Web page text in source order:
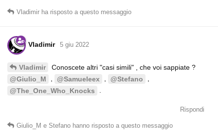
Vladimir ha risposto a questo messaggio
Vladimir 5 giu 2022
Vladimir
Conoscete altri "casi simili" , che voi sappiate ?
@Giulio_M
, @Samueleex , @Stefano
,
@The_One_Who_Knocks
Rispondi
Giulio_M e Stefano hanno risposto a questo messaggio